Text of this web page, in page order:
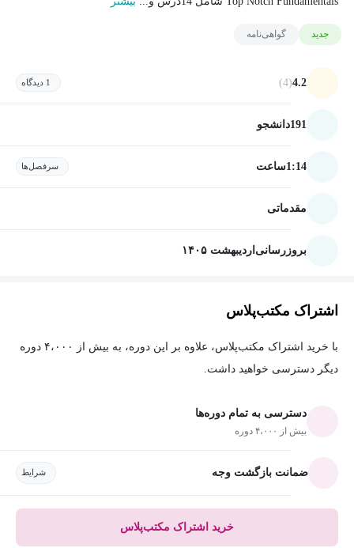
جدید گواهی‌نامه
4.2
(4) 1 دیدگاه
191دانشجو
1:14ساعت سرفصل‌ها
مقدماتی
بروزرسانی اردیبهشت ۱۴۰۵
اشتراک مکتب‌پلاس
با خرید اشتراک مکتب‌پلاس، علاوه بر این دوره، به بیش از ۴،۰۰۰ دوره
دیگر دسترسی خواهید داشت.
دسترسی به تمام دوره‌ها
بیش از ۴،۰۰۰ دوره
ضمانت بازگشت وجه شرایط
خرید اشتراک مکتب‌پلاس